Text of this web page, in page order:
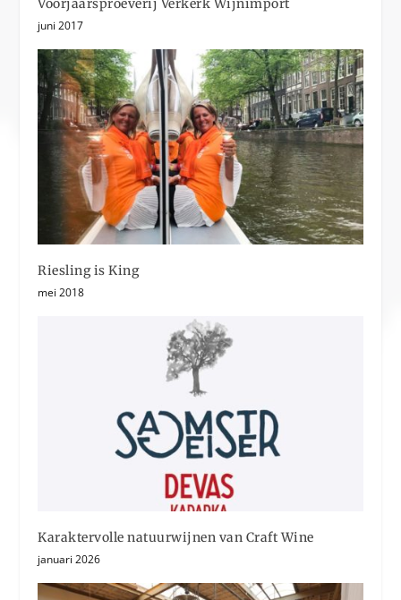
Voorjaarsproeverij Verkerk Wijnimport
juni 2017
Riesling is King
mei 2018
Karaktervolle natuurwijnen van Craft Wine
januari 2026